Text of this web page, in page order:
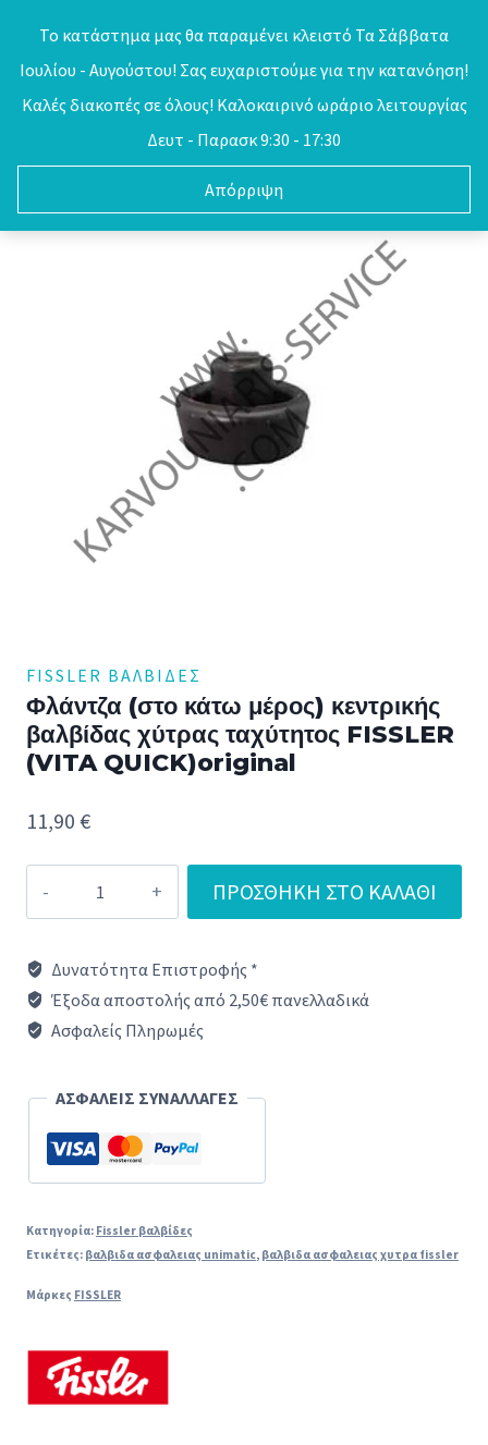
Το κατάστημα μας θα παραμένει κλειστό Τα Σάββατα
Ιουλίου - Αυγούστου! Σας ευχαριστούμε για την κατανόηση!
Καλές διακοπές σε όλους! Καλοκαιρινό ωράριο λειτουργίας
Δευτ - Παρασκ 9:30 - 17:30
Απόρριψη
0
FISSLER ΒΑΛΒΊΔΕΣ
Φλάντζα (στο κάτω μέρος) κεντρικής
βαλβίδας χύτρας ταχύτητος FISSLER
(VITA QUICK)original
11,90 €
(στο
μέρος)
κεντρικής
χύτρας
FISSLER
QUICK)original
ποσότητα
ΠΡΟΣΘΉΚΗ ΣΤΟ ΚΑΛΆΘΙ
Δυνατότητα Επιστροφής *
Έξοδα αποστολής από 2,50€ πανελλαδικά
Ασφαλείς Πληρωμές
ΑΣΦΑΛΕΙΣ ΣΥΝΑΛΛΑΓΕΣ
Κατηγορία: Fissler βαλβίδες
Ετικέτες: βαλβιδα ασφαλειας unimatic, βαλβιδα ασφαλειας χυτρα fissler
Μάρκες FISSLER